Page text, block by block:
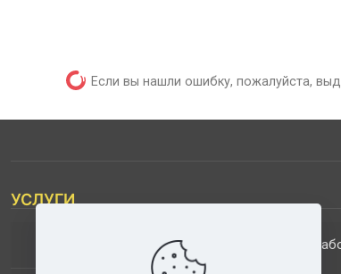
Если вы нашли ошибку, пожалуйста,
УСЛУГИ
ДОПОЛНИТЕЛЬНЫЕ УСЛУГИ